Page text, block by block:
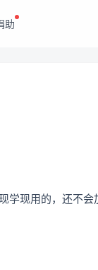
助
学现用的，还不